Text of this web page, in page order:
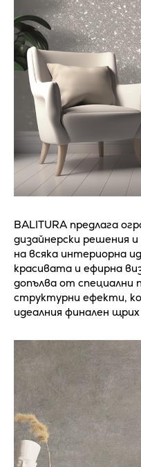
BALITURA предлага
дизайнерски решения
на всяка интериорна
красивата и ефирна
допълва от специални
структурни ефекти,
идеалния финален